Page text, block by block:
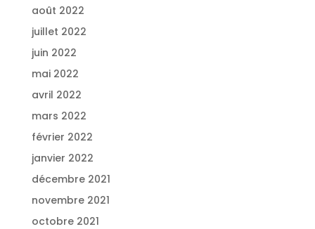
août 2022
juillet 2022
juin 2022
mai 2022
avril 2022
mars 2022
février 2022
janvier 2022
décembre 2021
novembre 2021
octobre 2021